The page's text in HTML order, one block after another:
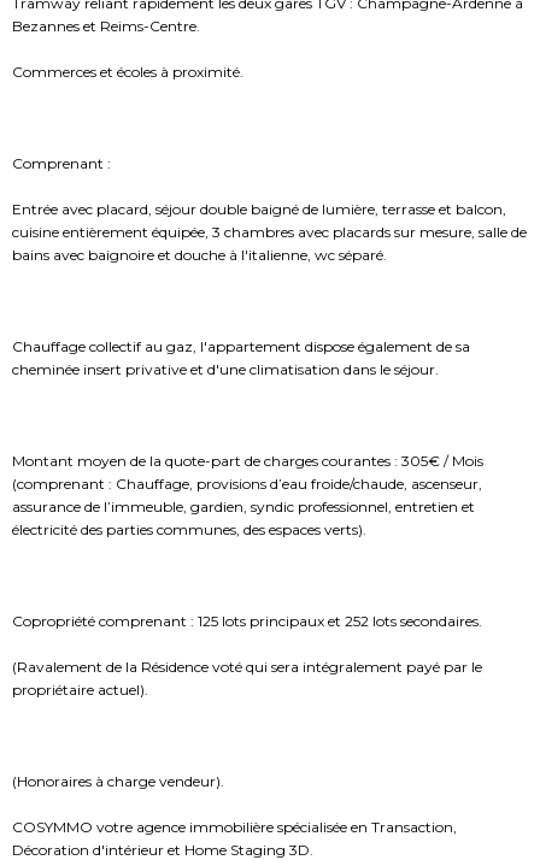
Bezannes et Reims-Centre.
Commerces et écoles à proximité.
Comprenant :
Entrée avec placard, séjour double baigné de lumière, terrasse et balcon,
cuisine entièrement équipée, 3 chambres avec placards sur mesure, salle de
bains avec baignoire et douche à l'italienne, wc séparé.
Chauffage collectif au gaz, l'appartement dispose également de sa
cheminée insert privative et d'une climatisation dans le séjour.
Montant moyen de la quote-part de charges courantes : 305€ / Mois
(comprenant : Chauffage, provisions d’eau froide/chaude, ascenseur,
assurance de l’immeuble, gardien, syndic professionnel, entretien et
électricité des parties communes, des espaces verts).
Copropriété comprenant : 125 lots principaux et 252 lots secondaires.
(Ravalement de la Résidence voté qui sera intégralement payé par le
propriétaire actuel).
(Honoraires à charge vendeur).
COSYMMO votre agence immobilière spécialisée en Transaction,
Décoration d'intérieur et Home Staging 3D.